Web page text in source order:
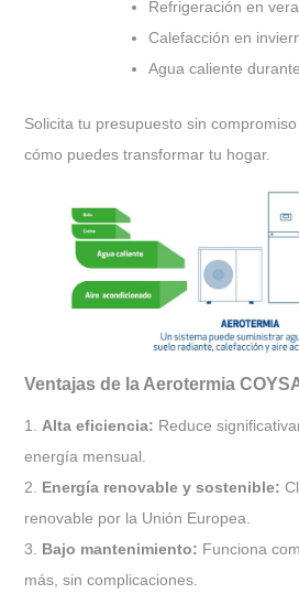
Refrigeración en
Calefacción en
Agua caliente
Solicita tu presupuesto sin
cómo puedes transformar tu hogar.
Ventajas de la Aerotermia
1. Alta eficiencia: Reduce
energía mensual.
2. Energía renovable y sostenible:
renovable por la Unión Europea.
3. Bajo mantenimiento: Funciona
más, sin complicaciones.